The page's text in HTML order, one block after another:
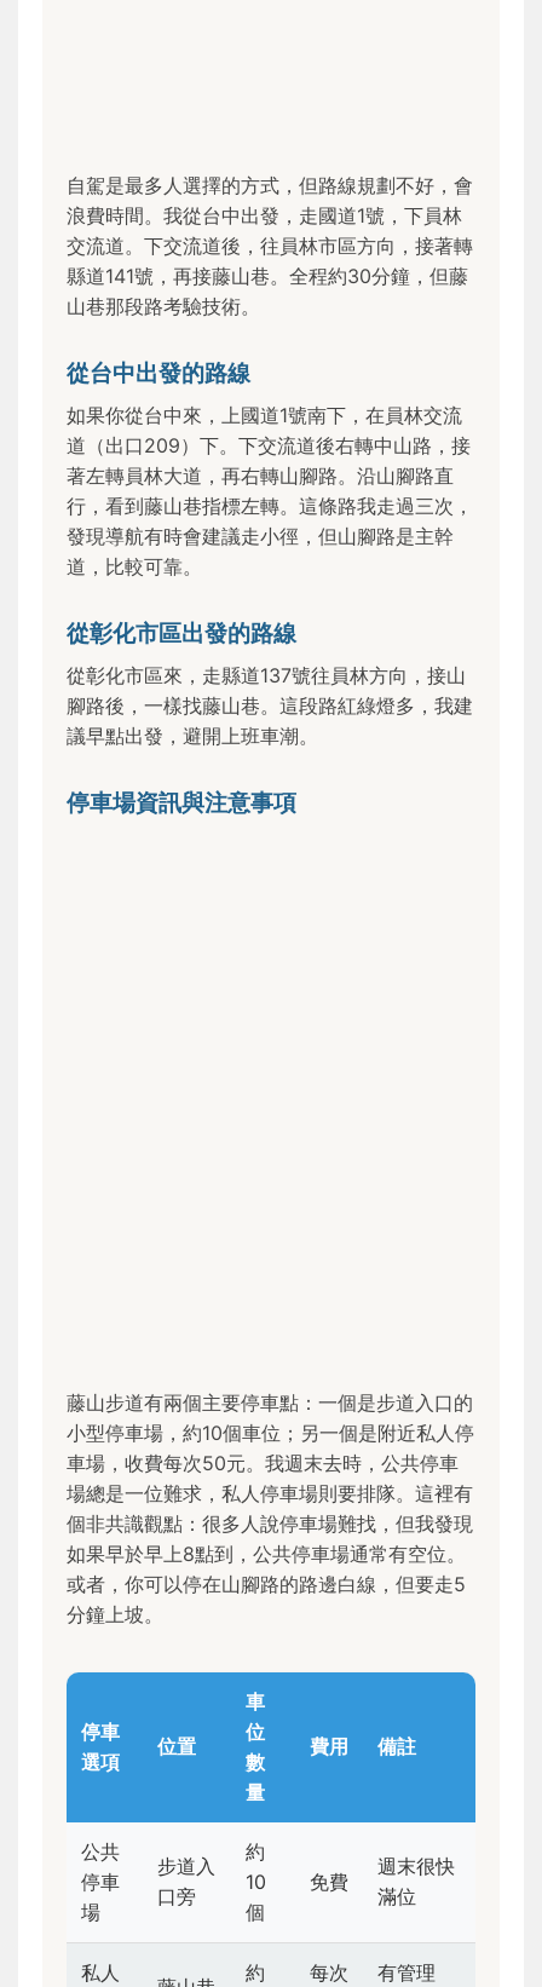
自駕是最多人選擇的方式，但路線規劃不好，會
浪費時間。我從台中出發，走國道1號，下員林
交流道。下交流道後，往員林市區方向，接著轉
縣道141號，再接藤山巷。全程約30分鐘，但藤
山巷那段路考驗技術。
從台中出發的路線
如果你從台中來，上國道1號南下，在員林交流
道（出口209）下。下交流道後右轉中山路，接
著左轉員林大道，再右轉山腳路。沿山腳路直
行，看到藤山巷指標左轉。這條路我走過三次，
發現導航有時會建議走小徑，但山腳路是主幹
道，比較可靠。
從彰化市區出發的路線
從彰化市區來，走縣道137號往員林方向，接山
腳路後，一樣找藤山巷。這段路紅綠燈多，我建
議早點出發，避開上班車潮。
停車場資訊與注意事項
藤山步道有兩個主要停車點：一個是步道入口的
小型停車場，約10個車位；另一個是附近私人停
車場，收費每次50元。我週末去時，公共停車
場總是一位難求，私人停車場則要排隊。這裡有
個非共識觀點：很多人說停車場難找，但我發現
如果早於早上8點到，公共停車場通常有空位。
或者，你可以停在山腳路的路邊白線，但要走5
分鐘上坡。
停車
選項
位置
車
位
數
量
費用 備註
公共
停車
場
步道入
口旁
約
10
個
免費
週末很快
滿位
私人 約 每次 有管理